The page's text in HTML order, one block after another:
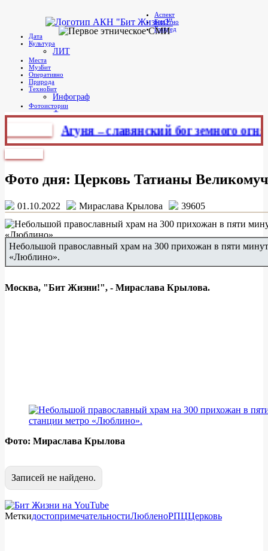
Telegram
Бит Жизни!
Агентство культурных новостей
Аспект
БитЭтно
Главред
Дата
Культура
ЛИТ
Места
МузБит
Оперативно
Природа
ТехноБит
Инфограф
Фотоистории
Фото дня
Главное менюАгуня – славянский бог земного огня
Фото дня: Церковь Татианы
01.10.2022 Мираслава Крылова 39605
Небольшой православный храм на 300 прихожан в пяти
«Люблино».
Москва, "Бит Жизни!", - Мираслава Крылова.
Фото: Мираслава Крылова
Записей не найдено.
МеткидостопримечательностиЛюбленоРПЦЦерковь